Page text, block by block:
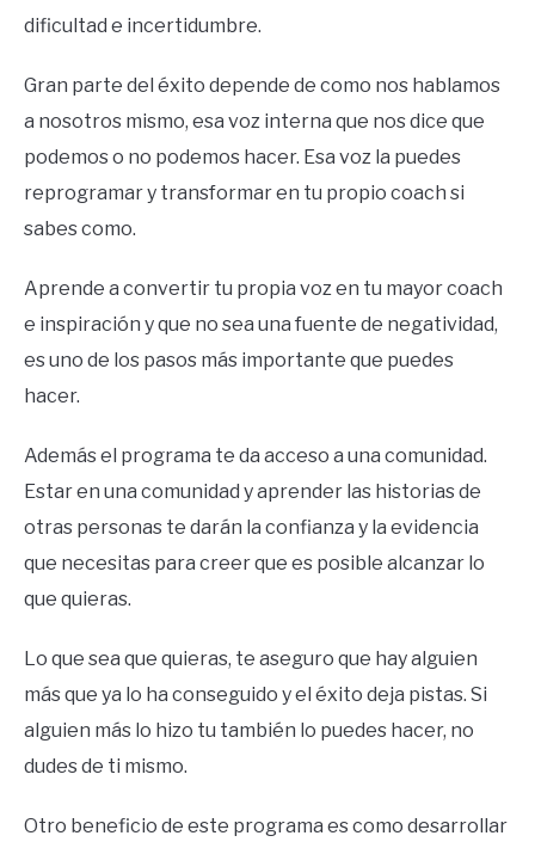
dificultad e incertidumbre.
Gran parte del éxito depende de como nos hablamos
a nosotros mismo, esa voz interna que nos dice que
podemos o no podemos hacer. Esa voz la puedes
reprogramar y transformar en tu propio coach si
sabes como.
Aprende a convertir tu propia voz en tu mayor coach
e inspiración y que no sea una fuente de negatividad,
es uno de los pasos más importante que puedes
hacer.
Además el programa te da acceso a una comunidad.
Estar en una comunidad y aprender las historias de
otras personas te darán la confianza y la evidencia
que necesitas para creer que es posible alcanzar lo
que quieras.
Lo que sea que quieras, te aseguro que hay alguien
más que ya lo ha conseguido y el éxito deja pistas. Si
alguien más lo hizo tu también lo puedes hacer, no
dudes de ti mismo.
Otro beneficio de este programa es como desarrollar